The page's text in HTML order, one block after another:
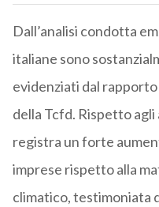
Dall’analisi condotta
italiane sono
evidenziati dal
della Tcfd. Rispetto
registra un forte
imprese rispetto alla
climatico, testimoniata